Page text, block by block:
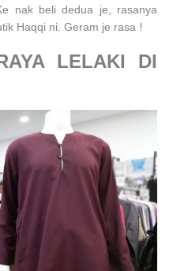
nak beli dedua je, rasanya
Haqqi ni. Geram je rasa !
LELAKI DI